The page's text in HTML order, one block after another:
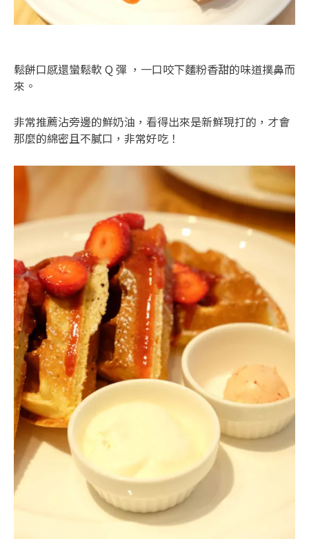
鬆餅口感還蠻鬆軟 Q 彈 ，一口咬下麵粉香甜的味道撲鼻而
來。
非常推薦沾旁邊的鮮奶油，看得出來是新鮮現打的，才會
那麼的綿密且不膩口，非常好吃！